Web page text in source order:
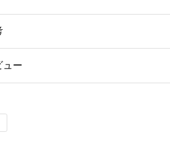
ュー
済みのユーザーのみレビューを残すこ